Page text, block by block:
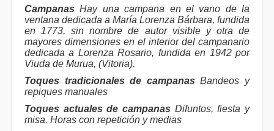
Campanas Hay una campana en el vano de la
ventana dedicada a María Lorenza Bárbara, fundida
en 1773, sin nombre de autor visible y otra de
mayores dimensiones en el interior del campanario
dedicada a Lorenza Rosario, fundida en 1942 por
Viuda de Murua, (Vitoria).
Toques tradicionales de campanas Bandeos y
repiques manuales
Toques actuales de campanas Difuntos, fiesta y
misa. Horas con repetición y medias